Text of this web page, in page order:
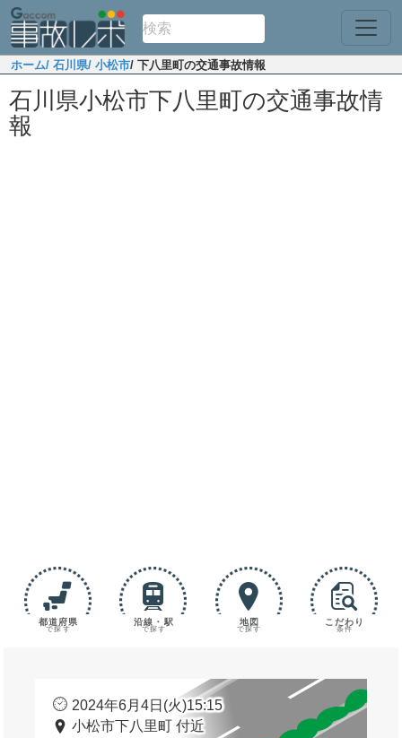
ホーム/ 石川県/ 小松市/ 下八里町の交通事故情報
石川県小松市下八里町の交通事故情
報
都道府県
で探す
沿線・駅
で探す
地図
で探す
こだわり
条件
2024年6月4日(火)15:15
小松市下八里町 付近